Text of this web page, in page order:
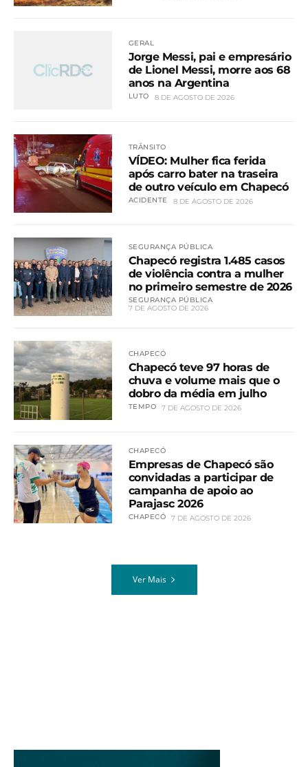
GERAL
Jorge Messi, pai e empresário
de Lionel Messi, morre aos 68
anos na Argentina
LUTO 8 DE AGOSTO DE 2026
TRÂNSITO
VÍDEO: Mulher fica ferida
após carro bater na traseira
de outro veículo em Chapecó
ACIDENTE 8 DE AGOSTO DE 2026
SEGURANÇA PÚBLICA
Chapecó registra 1.485 casos
de violência contra a mulher
no primeiro semestre de 2026
SEGURANÇA PÚBLICA
7 DE AGOSTO DE 2026
CHAPECÓ
Chapecó teve 97 horas de
chuva e volume mais que o
dobro da média em julho
TEMPO 7 DE AGOSTO DE 2026
CHAPECÓ
Empresas de Chapecó são
convidadas a participar de
campanha de apoio ao
Parajasc 2026
CHAPECÓ 7 DE AGOSTO DE 2026
Ver Mais